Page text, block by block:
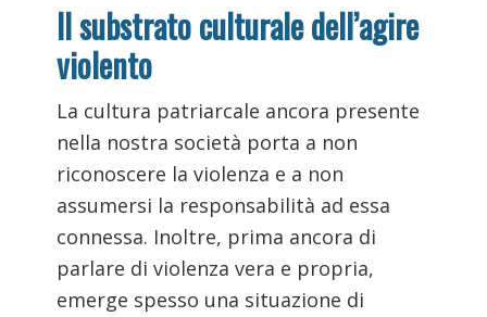
Il substrato culturale dell’agire
violento
La cultura patriarcale ancora presente
nella nostra società porta a non
riconoscere la violenza e a non
assumersi la responsabilità ad essa
connessa. Inoltre, prima ancora di
parlare di violenza vera e propria,
emerge spesso una situazione di